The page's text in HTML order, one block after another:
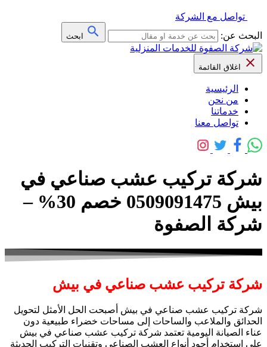
تواصل مع الشركة
البحث عن:
ابحث
اغلاق القائمة
الرئيسية
من نحن
خدماتنا
تواصل معنا
شركة تركيب عشب صناعي في
بيش 0509091475 خصم 30% –
شركة الصفوة
شركة تركيب عشب صناعي في بيش
شركة تركيب عشب صناعي في بيش أصبحت الحل الأمثل لتحويل
الحدائق والملاعب والساحات إلى مساحات خضراء طبيعية دون
عناء الصيانة اليومية تعتمد شركة تركيب عشب صناعي في بيش
على استخدام أجود أنواع العشب الصناعي وتقنيات التركيب الحديثة